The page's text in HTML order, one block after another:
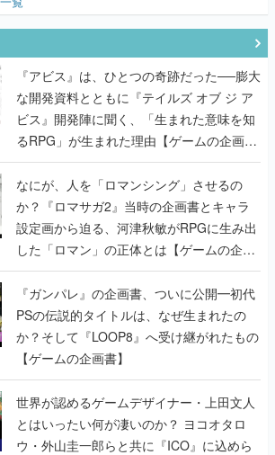
『アビス』は、ひとつの奇跡だった──膨大
な開発資料とともに『テイルズ オブ ジ ア
るRPG」が生まれた理由【ゲームの企画
書】
なにが、人を「ロマンシング」させるの
か？『ロマサガ2』当時の企画書とキャラ
設定画から迫る、河津秋敏がRPGに生み出
した「ロマン」の正体とは【ゲームの企画
書】
『ガンパレ』の企画書、ついに公開━初代
PSの伝説的タイトルは、なぜ生まれたの
か？そして『LOOP8』へ受け継がれたもの
【ゲームの企画書】
世界が認めるゲームデザイナー・上田文人
とはいったい何が凄いのか？ ヨコオタロ
ウ・外山圭一郎らと共に『ICO』に込めら
れたこだわりを語り尽くす！【ゲームの企
画書】
【ゲームの企画書】『ペルソナ3』を築き